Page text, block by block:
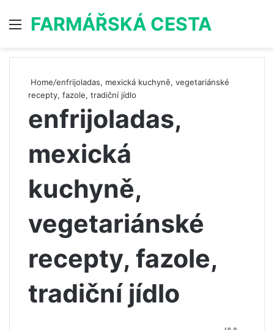
Menu
FARMÁŘSKÁ CESTA
Home/enfrijoladas, mexická kuchyně, vegetariánské
recepty, fazole, tradiční jídlo
enfrijoladas,
mexická
kuchyně,
vegetariánské
recepty, fazole,
tradiční jídlo